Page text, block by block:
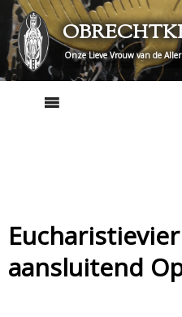
Skip
to
content
Onze Lieve Vrouw van de
aansluitend